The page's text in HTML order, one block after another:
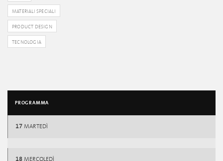
MATERIALI SPECIALI
PRODUCT DESIGN
TECNOLOGIA
PROGRAMMA
17 MARTEDÌ
18 MERCOLEDÌ